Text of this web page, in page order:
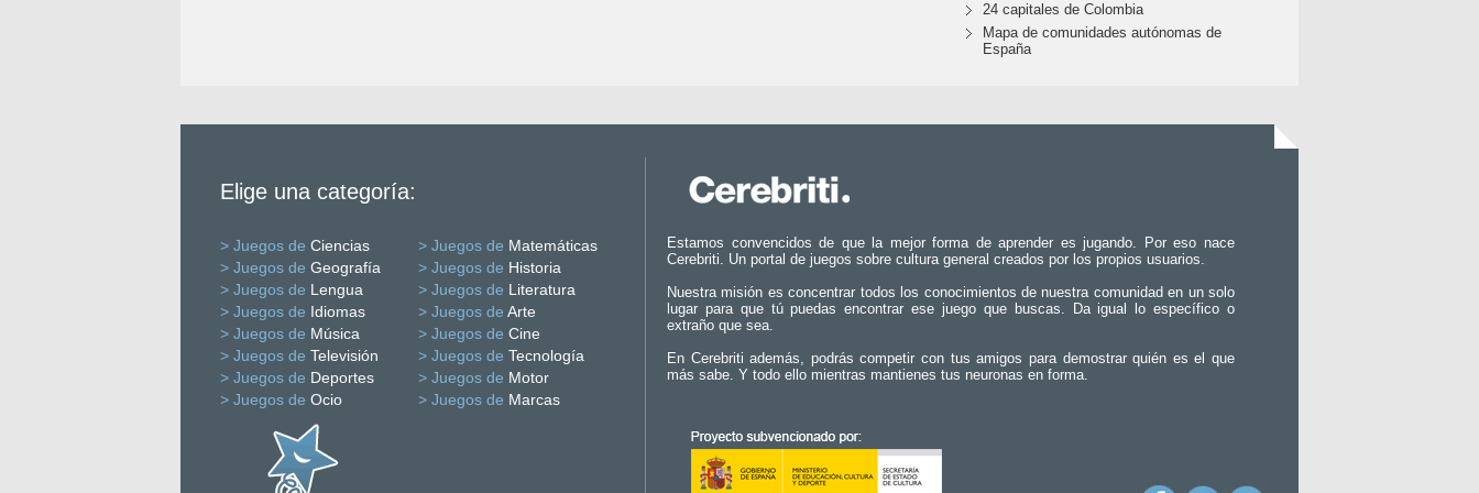
24 capitales de Colombia
Mapa de comunidades autónomas de
España
Elige una categoría:
> Juegos de Ciencias > Juegos de Matemáticas
> Juegos de Geografía > Juegos de Historia
> Juegos de Lengua > Juegos de Literatura
> Juegos de Idiomas > Juegos de Arte
> Juegos de Música > Juegos de Cine
> Juegos de Televisión > Juegos de Tecnología
> Juegos de Deportes > Juegos de Motor
> Juegos de Ocio > Juegos de Marcas
Estamos convencidos de que la mejor forma de aprender es jugando. Por eso nace
Cerebriti. Un portal de juegos sobre cultura general creados por los propios usuarios.
Nuestra misión es concentrar todos los conocimientos de nuestra comunidad en un solo
lugar para que tú puedas encontrar ese juego que buscas. Da igual lo específico o
extraño que sea.
En Cerebriti además, podrás competir con tus amigos para demostrar quién es el que
más sabe. Y todo ello mientras mantienes tus neuronas en forma.